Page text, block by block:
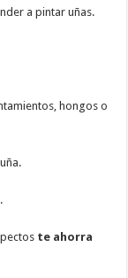
a pintar uñas.
hongos o
te ahorra